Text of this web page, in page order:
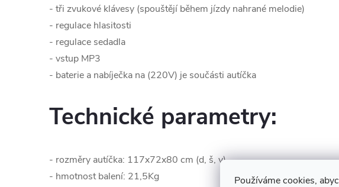
Používáme cookies,
- tři zvukové klávesy (spouštějí během jízdy nahrané melodie)
- regulace hlasitosti
- regulace sedadla
- vstup MP3
- baterie a nabíječka na (220V) je součásti autíčka
Technické parametry:
- rozměry autíčka: 117x72x80 cm (d, š, v)
- hmotnost balení: 21,5Kg